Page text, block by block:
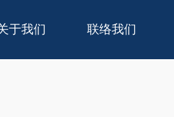
于我们 联络我们